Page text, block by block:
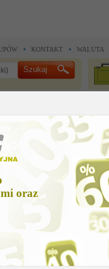
oraz
KONTAKT WALUTA
Juki > hook shaft saddle, right